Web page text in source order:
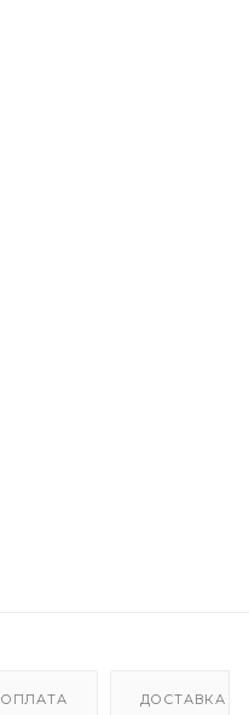
ОПЛАТА ДОСТАВКА